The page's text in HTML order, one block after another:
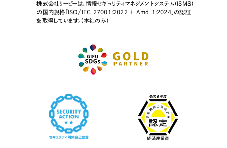
株式会社リーピーは、情報セキュリティマネジメントシステム（ISMS）
の国内規格「ISO/IEC 27001:2022 + Amd 1:2024」の認証
を取得しています。（本社のみ）